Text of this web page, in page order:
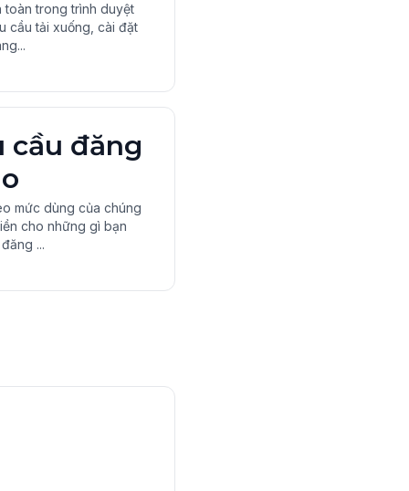
toàn trong trình duyệt
cầu tải xuống, cài đặt
cầu đăng
mức dùng của chúng
cho những gì bạn
...